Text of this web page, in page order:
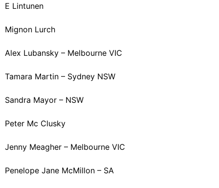
E Lintunen
Mignon Lurch
Alex Lubansky – Melbourne VIC
Tamara Martin – Sydney NSW
Sandra Mayor – NSW
Peter Mc Clusky
Jenny Meagher – Melbourne VIC
Penelope Jane McMillon – SA